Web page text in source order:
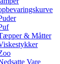
& Måtter
Vare